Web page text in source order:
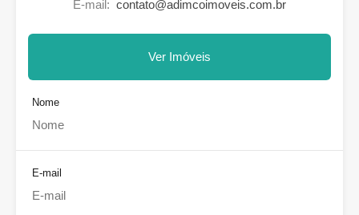
E-mail: contato@adimcoimoveis.com.br
Ver Imóveis
Nome
E-mail